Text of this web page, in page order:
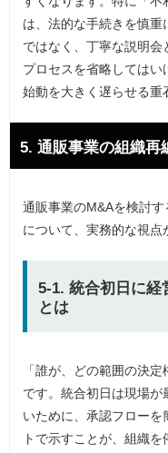
は、法的な手続きを慎
ではなく、丁寧な説明会
プロセスを省略しては
始動を大きく遅らせる重
5. 通販事業の組織再
通販事業のM&Aを検討
について、実務的な視点
5-1. 統合初日に経
とは
「誰が、どの範囲の決
です。統合初日は現場
いために、承認フロー
トで示すことが、組織